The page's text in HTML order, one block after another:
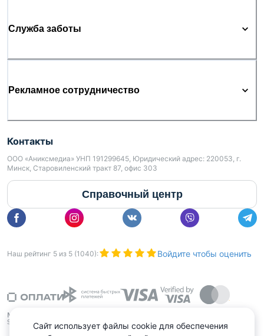
Служба заботы
Рекламное сотрудничество
Контакты
ООО «Аниксмедиа» УНП 191299645, Юридический адрес: 220053, г.
Минск, Старовиленский тракт 87, офис 303
Справочный центр
Наш рейтинг 5 из 5 (1040): Войдите чтобы оценить
Сайт использует файлы cookie для обеспечения